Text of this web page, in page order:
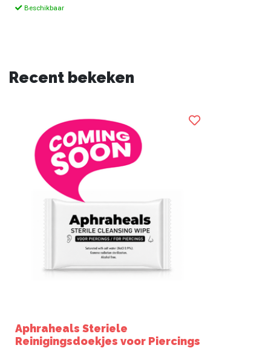
Beschikbaar
Recent bekeken
Aphraheals Steriele
Reinigingsdoekjes voor Piercings